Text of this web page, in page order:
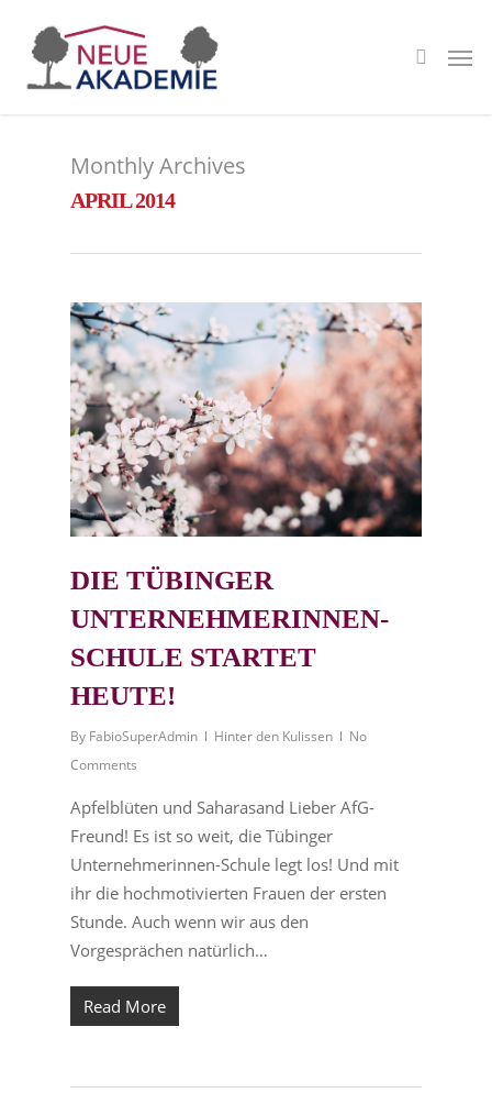
Monthly Archives
APRIL 2014
DIE TÜBINGER
UNTERNEHMERINNEN-
SCHULE STARTET
HEUTE!
By FabioSuperAdmin Hinter den Kulissen
No
Comments
Apfelblüten und Saharasand Lieber AfG-
Freund! Es ist so weit, die Tübinger
Unternehmerinnen-Schule legt los! Und mit
ihr die hochmotivierten Frauen der ersten
Stunde. Auch wenn wir aus den
Vorgesprächen natürlich…
Read More